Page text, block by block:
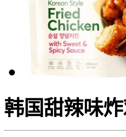
韩国甜辣味